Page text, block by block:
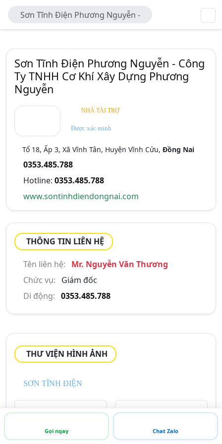
Sơn Tĩnh Điện Phương Nguyễn -
Công Ty TNHH Cơ Khí Xây Dựng
Sơn Tĩnh Điện Phương Nguyễn - Công
Ty TNHH Cơ Khí Xây Dựng Phương
Nguyễn
NHÀ TÀI TRỢ
Được xác minh
Tổ 18, Ấp 3, Xã Vĩnh Tân, Huyện Vĩnh Cửu, Đồng Nai
0353.485.788
Hotline: 0353.485.788
www.sontinhdiendongnai.com
THÔNG TIN LIÊN HỆ
Tên liên hệ:
Mr. Nguyễn Văn Thương
Chức vụ:
Giám đốc
Di động: 0353.485.788
THƯ VIỆN HÌNH ẢNH
SƠN TĨNH ĐIỆN
Gọi ngay Chat Zalo